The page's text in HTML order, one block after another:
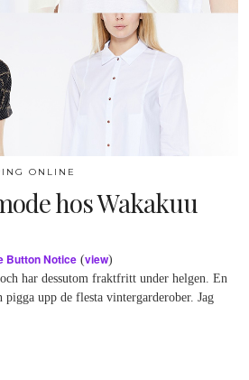
ONLINE
hos Wakakuu
Button Notice(view)
har dessutom fraktfritt under helgen. En
upp de flesta vintergarderober. Jag